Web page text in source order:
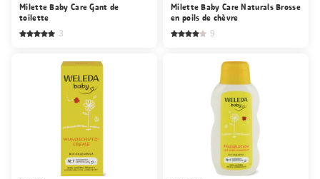
Milette Baby Care Gant de
toilette
3
Milette Baby Care Naturals Brosse
en poils de chèvre
9